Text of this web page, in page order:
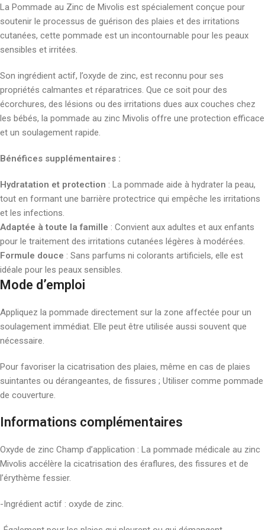
La Pommade au Zinc de Mivolis est spécialement conçue pour
soutenir le processus de guérison des plaies et des irritations
cutanées, cette pommade est un incontournable pour les peaux
sensibles et irritées.
Son ingrédient actif, l’oxyde de zinc, est reconnu pour ses
propriétés calmantes et réparatrices. Que ce soit pour des
écorchures, des lésions ou des irritations dues aux couches chez
les bébés, la pommade au zinc Mivolis offre une protection efficace
et un soulagement rapide.
Bénéfices supplémentaires :
Hydratation et protection : La pommade aide à hydrater la peau,
tout en formant une barrière protectrice qui empêche les irritations
et les infections.
Adaptée à toute la famille : Convient aux adultes et aux enfants
pour le traitement des irritations cutanées légères à modérées.
Formule douce : Sans parfums ni colorants artificiels, elle est
idéale pour les peaux sensibles.
Mode d’emploi
Appliquez la pommade directement sur la zone affectée pour un
soulagement immédiat. Elle peut être utilisée aussi souvent que
nécessaire.
Pour favoriser la cicatrisation des plaies, même en cas de plaies
suintantes ou dérangeantes, de fissures ; Utiliser comme pommade
de couverture.
Informations complémentaires
Oxyde de zinc Champ d’application : La pommade médicale au zinc
Mivolis accélère la cicatrisation des éraflures, des fissures et de
l’érythème fessier.
-Ingrédient actif : oxyde de zinc.